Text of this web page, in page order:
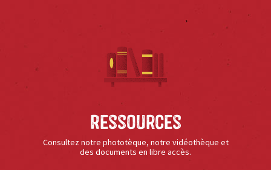
Ressources
Consultez notre phototèque, notre vidéothèque et
des documents en libre accès.